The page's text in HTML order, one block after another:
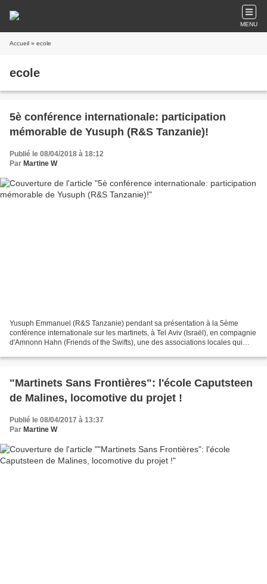
MENU
Accueil » ecole
ecole
5è conférence internationale: participation
mémorable de Yusuph (R&S Tanzanie)!
Publié le 08/04/2018 à 18:12
Par Martine W
Yusuph Emmanuel (R&S Tanzanie) pendant sa présentation à la 5ème
conférence internationale sur les martinets, à Tel Aviv (Israël), en compagnie
d'Amnonn Hahn (Friends of the Swifts), une des associations locales qui
"Martinets Sans Frontières": l'école Caputsteen
de Malines, locomotive du projet !
Publié le 08/04/2017 à 13:37
Par Martine W